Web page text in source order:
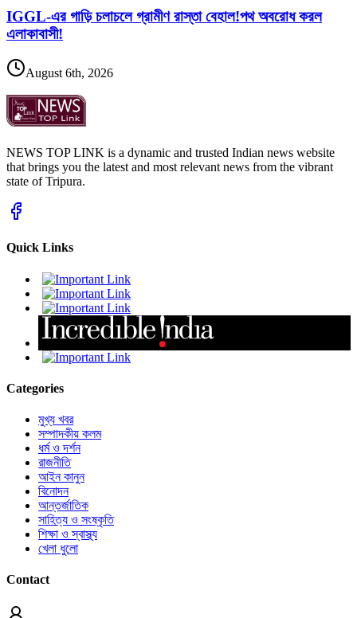
IGGL-এর গাড়ি চলাচলে গ্রামীণ রাস্তা বেহাল!পথ অবরোধ করল
এলাকাবাসী!
August 6th, 2026
NEWS TOP LINK is a dynamic and trusted Indian news website
that brings you the latest and most relevant news from the vibrant
state of Tripura.
Quick Links
Categories
মুখ্য খবর
সম্পাদকীয় কলম
ধর্ম ও দর্শন
রাজনীতি
আইন কানুন
বিনোদন
আন্তর্জাতিক
সাহিত্য ও সংষ্কৃতি
শিক্ষা ও স্বাস্থ্য
খেলা ধুলো
Contact